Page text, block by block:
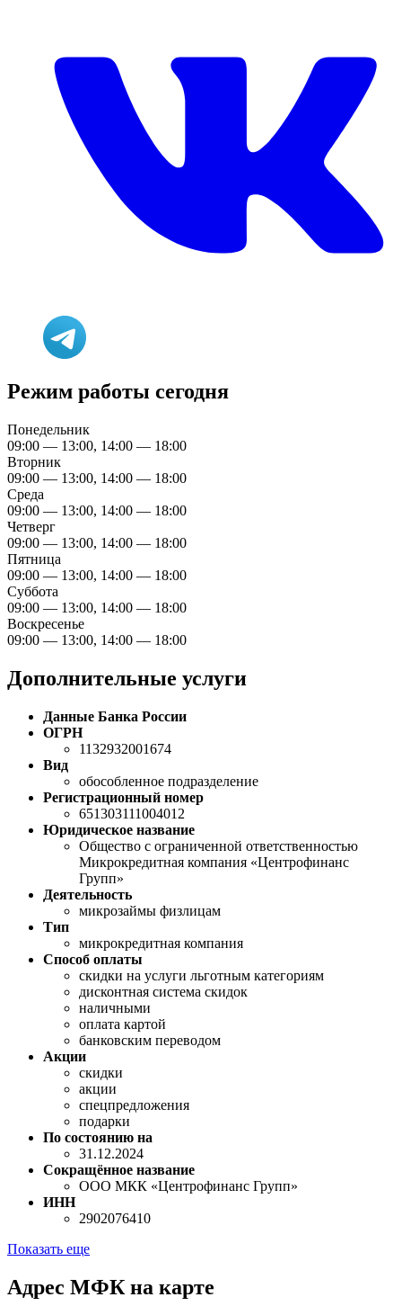
Режим работы сегодня
Понедельник
09:00 — 13:00, 14:00 — 18:00
Вторник
09:00 — 13:00, 14:00 — 18:00
Среда
09:00 — 13:00, 14:00 — 18:00
Четверг
09:00 — 13:00, 14:00 — 18:00
Пятница
09:00 — 13:00, 14:00 — 18:00
Суббота
09:00 — 13:00, 14:00 — 18:00
Воскресенье
09:00 — 13:00, 14:00 — 18:00
Дополнительные услуги
Данные Банка России
ОГРН
1132932001674
Вид
обособленное подразделение
Регистрационный номер
651303111004012
Юридическое название
Общество с ограниченной ответственностью
Микрокредитная компания «Центрофинанс
Групп»
Деятельность
микрозаймы физлицам
Тип
микрокредитная компания
Способ оплаты
скидки на услуги льготным категориям
дисконтная система скидок
наличными
оплата картой
банковским переводом
Акции
скидки
акции
спецпредложения
подарки
По состоянию на
31.12.2024
Сокращённое название
ООО МКК «Центрофинанс Групп»
ИНН
2902076410
Показать еще
Адрес МФК на карте